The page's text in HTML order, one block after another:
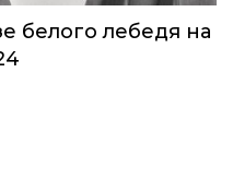
белого лебедя на